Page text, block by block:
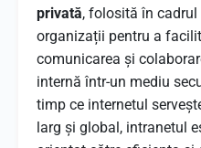
privată, folosită în cadrul
organizații pentru a
comunicarea și
internă într-un mediu
timp ce internetul
larg și global, intranetul